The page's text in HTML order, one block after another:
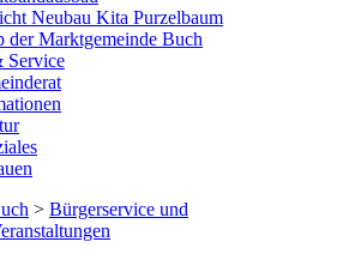
Neubau Kita Purzelbaum
der Marktgemeinde Buch
Service
> Bürgerservice und